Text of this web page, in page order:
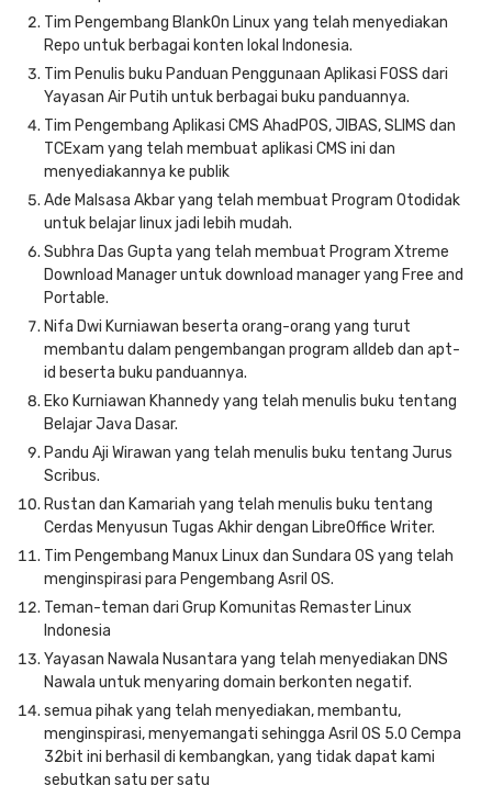
Tim Pengembang BlankOn Linux yang telah menyediakan
Repo untuk berbagai konten lokal Indonesia.
Tim Penulis buku Panduan Penggunaan Aplikasi FOSS dari
Yayasan Air Putih untuk berbagai buku panduannya.
Tim Pengembang Aplikasi CMS AhadPOS, JIBAS, SLIMS dan
TCExam yang telah membuat aplikasi CMS ini dan
menyediakannya ke publik
Ade Malsasa Akbar yang telah membuat Program Otodidak
untuk belajar linux jadi lebih mudah.
Subhra Das Gupta yang telah membuat Program Xtreme
Download Manager untuk download manager yang Free and
Portable.
Nifa Dwi Kurniawan beserta orang-orang yang turut
membantu dalam pengembangan program alldeb dan apt-
id beserta buku panduannya.
Eko Kurniawan Khannedy yang telah menulis buku tentang
Belajar Java Dasar.
Pandu Aji Wirawan yang telah menulis buku tentang Jurus
Scribus.
Rustan dan Kamariah yang telah menulis buku tentang
Cerdas Menyusun Tugas Akhir dengan LibreOffice Writer.
Tim Pengembang Manux Linux dan Sundara OS yang telah
menginspirasi para Pengembang Asril OS.
Teman-teman dari Grup Komunitas Remaster Linux
Indonesia
Yayasan Nawala Nusantara yang telah menyediakan DNS
Nawala untuk menyaring domain berkonten negatif.
semua pihak yang telah menyediakan, membantu,
menginspirasi, menyemangati sehingga Asril OS 5.0 Cempa
32bit ini berhasil di kembangkan, yang tidak dapat kami
sebutkan satu per satu